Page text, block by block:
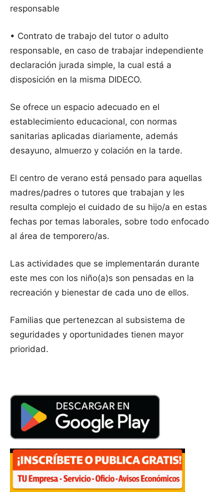
responsable
• Contrato de trabajo del tutor o adulto
responsable, en caso de trabajar independiente
declaración jurada simple, la cual está a
disposición en la misma DIDECO.
Se ofrece un espacio adecuado en el
establecimiento educacional, con normas
sanitarias aplicadas diariamente, además
desayuno, almuerzo y colación en la tarde.
El centro de verano está pensado para aquellas
madres/padres o tutores que trabajan y les
resulta complejo el cuidado de su hijo/a en estas
fechas por temas laborales, sobre todo enfocado
al área de temporero/as.
Las actividades que se implementarán durante
este mes con los niño(a)s son pensadas en la
recreación y bienestar de cada uno de ellos.
Familias que pertenezcan al subsistema de
seguridades y oportunidades tienen mayor
prioridad.